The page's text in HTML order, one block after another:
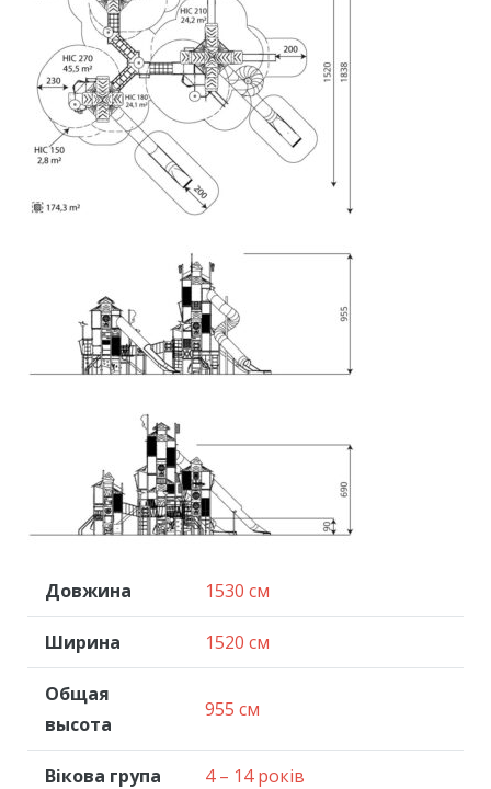
Довжина 1530 см
Ширина 1520 см
Общая
высота
955 см
Вікова група 4 – 14 років